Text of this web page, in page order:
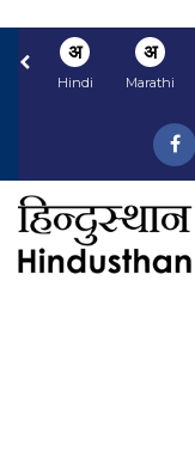
अ
Hindi
अ
Marathi